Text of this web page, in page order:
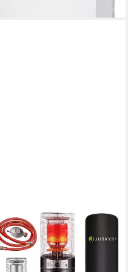
lieferbar - in 6-8 Werktagen bei dir
JUSKYS
Heizstrahler Cuna, 11000 W,
integrierter Kippschutz, Inkl.
Druckminderer, robuste